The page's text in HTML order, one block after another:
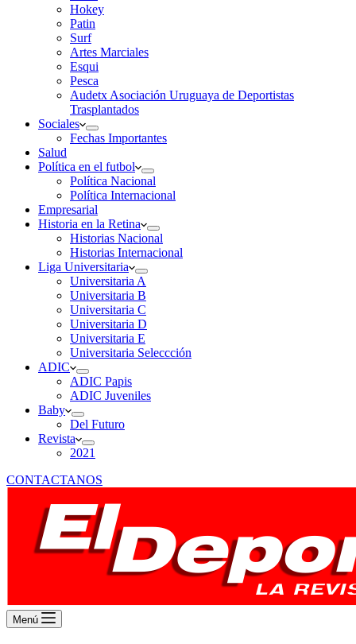
Hokey
Patin
Surf
Artes Marciales
Esqui
Pesca
Audetx Asociación Uruguaya de Deportistas
Trasplantados
Sociales
Fechas Importantes
Salud
Política en el futbol
Política Nacional
Política Internacional
Empresarial
Historia en la Retina
Historias Nacional
Historias Internacional
Liga Universitaria
Universitaria A
Universitaria B
Universitaria C
Universitaria D
Universitaria E
Universitaria Seleccción
ADIC
ADIC Papis
ADIC Juveniles
Baby
Del Futuro
Revista
2021
CONTACTANOS
Menú